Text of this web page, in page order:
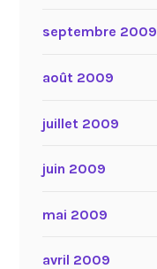
septembre 2009
août 2009
juillet 2009
juin 2009
mai 2009
avril 2009